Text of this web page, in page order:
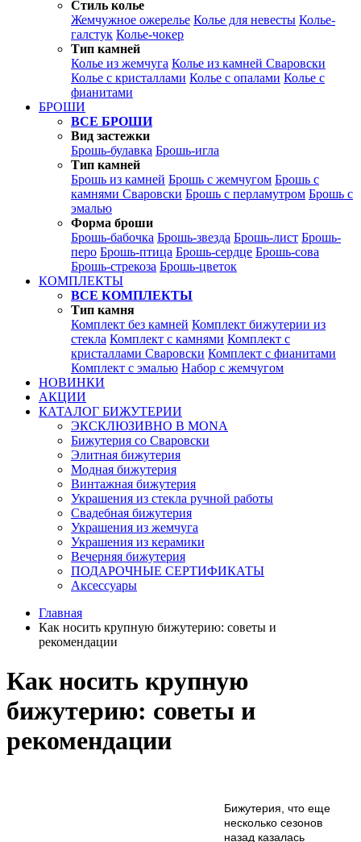
Стиль колье
Жемчужное ожерелье Колье для невесты Колье-
галстук Колье-чокер
Тип камней
Колье из жемчуга Колье из камней Сваровски
Колье с кристаллами Колье с опалами Колье с
фианитами
БРОШИ
ВСЕ БРОШИ
Вид застежки
Брошь-булавка Брошь-игла
Тип камней
Брошь из камней Брошь с жемчугом Брошь с
камнями Сваровски Брошь с перламутром Брошь с
эмалью
Форма броши
Брошь-бабочка Брошь-звезда Брошь-лист Брошь-
перо Брошь-птица Брошь-сердце Брошь-сова
Брошь-стрекоза Брошь-цветок
КОМПЛЕКТЫ
ВСЕ КОМПЛЕКТЫ
Тип камня
Комплект без камней Комплект бижутерии из
стекла Комплект с камнями Комплект с
кристаллами Сваровски Комплект с фианитами
Комплект с эмалью Набор с жемчугом
НОВИНКИ
АКЦИИ
КАТАЛОГ БИЖУТЕРИИ
ЭКСКЛЮЗИВНО В MONA
Бижутерия со Сваровски
Элитная бижутерия
Модная бижутерия
Винтажная бижутерия
Украшения из стекла ручной работы
Свадебная бижутерия
Украшения из жемчуга
Украшения из керамики
Вечерняя бижутерия
ПОДАРОЧНЫЕ СЕРТИФИКАТЫ
Аксессуары
Главная
Как носить крупную бижутерию: советы и
рекомендации
Как носить крупную
бижутерию: советы и
рекомендации
Бижутерия, что еще
несколько сезонов
назад казалась